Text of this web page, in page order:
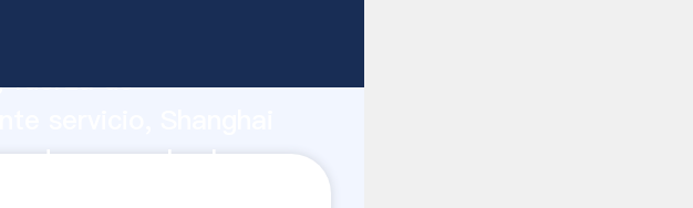
fuerza de
crea el valor y